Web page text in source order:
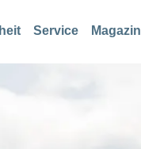
Service Magazin